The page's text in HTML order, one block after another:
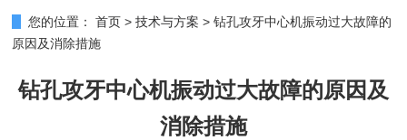
您的位置： 首页 >技术与方案 >钻孔攻牙中心机振动过大故障的
原因及消除措施
钻孔攻牙中心机振动过大故障的原因及
消除措施